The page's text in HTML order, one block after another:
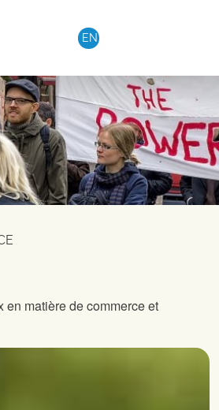
EN
en matière de commerce et